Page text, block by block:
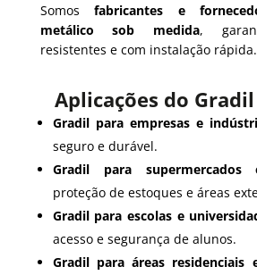
Somosfabricantes e
metálico sob medida,
resistentes e com instalação rápida.
Aplicações do
Gradil para empresas e
seguro e durável.
Gradil para supermercados
proteção de estoques e áreas
Gradil para escolas e
acesso e segurança de alunos.
Gradil para áreas residenciais